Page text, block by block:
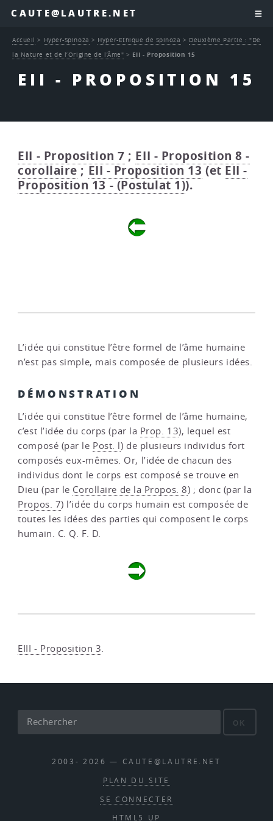
CAUTE@LAUTRE.NET
EII - PROPOSITION 15
Accueil > Hyper-Spinoza > Hyper-Ethique de Spinoza > Deuxième Partie : "De
la Nature et de l’Origine de l’Âme" > EII - Proposition 15
EII - Proposition 7 ; EII - Proposition 8 -
corollaire ; EII - Proposition 13 (et EII -
Proposition 13 - (Postulat 1)).
L’idée qui constitue l’être formel de l’âme humaine
n’est pas simple, mais composée de plusieurs idées.
DÉMONSTRATION
L’idée qui constitue l’être formel de l’âme humaine,
c’est l’idée du corps (par la Prop. 13), lequel est
composé (par le Post. l) de plusieurs individus fort
composés eux-mêmes. Or, l’idée de chacun des
individus dont le corps est composé se trouve en
Dieu (par le Corollaire de la Propos. 8) ; donc (par la
Propos. 7) l’idée du corps humain est composée de
toutes les idées des parties qui composent le corps
humain. C. Q. F. D.
EIII - Proposition 3
OK
2003- 2026 — CAUTE@LAUTRE.NET
PLAN DU SITE
SE CONNECTER
HTML5 UP